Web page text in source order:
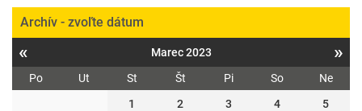
Archív - zvoľte dátum
« Marec 2023 »
Po Ut St Št Pi So
Ne
1
2 3 4 5